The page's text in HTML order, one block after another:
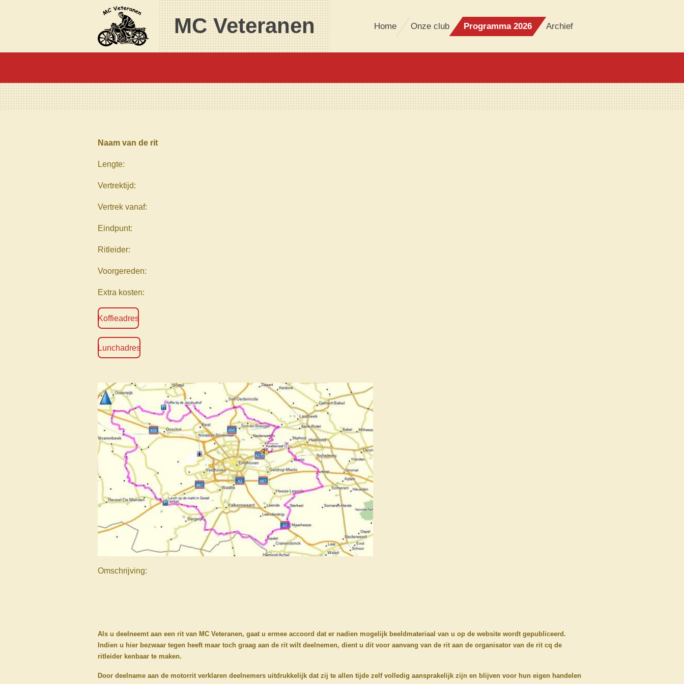
de
MC Veteranen Home Onze club Programma 2026 Archief
Naam van de rit
Lengte:
Vertrektijd:
Vertrek vanaf:
Eindpunt:
Ritleider:
Voorgereden:
Extra kosten:
Koffieadres
Lunchadres
Omschrijving:
Als u deelneemt aan een rit van MC Veteranen, gaat u ermee accoord dat er nadien mogelijk beeldmateriaal van u op de website wordt gepubliceerd.
Indien u hier bezwaar tegen heeft maar toch graag aan de rit wilt deelnemen, dient u dit voor aanvang van de rit aan de organisator van de rit cq de
ritleider kenbaar te maken.
Door deelname aan de motorrit verklaren deelnemers uitdrukkelijk dat zij te allen tijde zelf volledig aansprakelijk zijn en blijven voor hun eigen handelen